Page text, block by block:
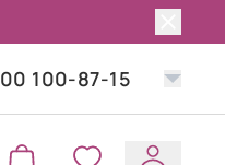
100-87-15